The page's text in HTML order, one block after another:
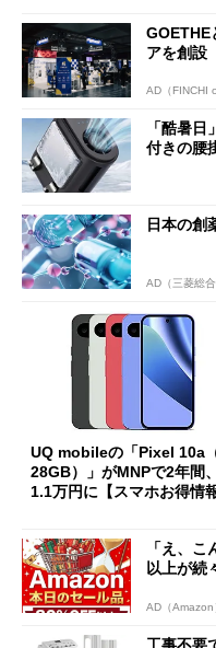
GOETHE
アを創設
AD（FINCHI
「酷暑
付きの腰
日本の創
AD（三菱総合
UQ mobileの「Pixel 10a
28GB）」がMNPで2年間
1.1万円に【スマホお得情報
「え、
以上が続
AD（Amazon
工事不要